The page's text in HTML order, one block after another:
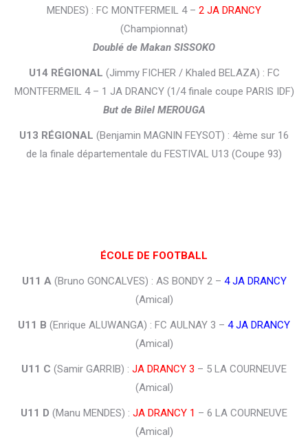
MENDES) : FC MONTFERMEIL 4 – 2 JA DRANCY
(Championnat)
Doublé de Makan SISSOKO
U14 RÉGIONAL (Jimmy FICHER / Khaled BELAZA) : FC
MONTFERMEIL 4 – 1 JA DRANCY (1/4 finale coupe PARIS IDF)
But de Bilel MEROUGA
U13 RÉGIONAL (Benjamin MAGNIN FEYSOT) : 4ème sur 16
de la finale départementale du FESTIVAL U13 (Coupe 93)
ÉCOLE DE FOOTBALL
U11 A(Bruno GONCALVES) : AS BONDY 2 – 4 JA DRANCY
(Amical)
U11 B (Enrique ALUWANGA) : FC AULNAY 3 – 4 JA DRANCY
(Amical)
U11 C (Samir GARRIB) : JA DRANCY 3 – 5 LA COURNEUVE
(Amical)
U11 D (Manu MENDES) : JA DRANCY 1 – 6 LA COURNEUVE
(Amical)